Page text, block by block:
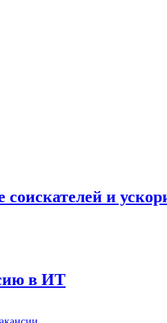
и
в ИТ